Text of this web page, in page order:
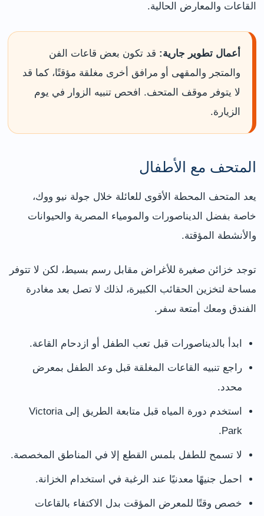
القاعات والمعارض الحالية.
أعمال تطوير جارية: قد تكون بعض قاعات الفن
والمتجر والمقهى أو مرافق أخرى مغلقة مؤقتًا، كما قد
لا يتوفر موقف المتحف. افحص تنبيه الزوار في يوم
الزيارة.
المتحف مع الأطفال
يعد المتحف المحطة الأقوى للعائلة خلال جولة نيو ووك،
خاصة بفضل الديناصورات والمومياء المصرية والحيوانات
والأنشطة المؤقتة.
توجد خزائن صغيرة للأغراض مقابل رسم بسيط، لكن لا تتوفر
مساحة لتخزين الحقائب الكبيرة، لذلك لا تصل بعد مغادرة
الفندق ومعك أمتعة سفر.
ابدأ بالديناصورات قبل تعب الطفل أو ازدحام القاعة.
راجع تنبيه القاعات المغلقة قبل وعد الطفل بمعرض
محدد.
استخدم دورة المياه قبل متابعة الطريق إلى Victoria
Park.
لا تسمح للطفل بلمس القطع إلا في المناطق المخصصة.
احمل جنيهًا معدنيًا عند الرغبة في استخدام الخزانة.
خصص وقتًا للمعرض المؤقت بدل الاكتفاء بالقاعات